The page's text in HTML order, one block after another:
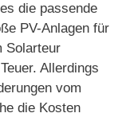
die passende
PV-Anlagen für
Solarteur
Allerdings
vom
die Kosten